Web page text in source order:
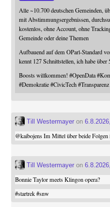
Alle ~10.700 deutschen Gemeinden,
mit Abstimmungsergebnissen,
kostenlos, ohne Account, ohne
Gemeinde oder deine Themen
Aufbauend auf dem OParl-Standard
kennt 127 Schnittstellen, ich habe über
Boosts willkommen! #OpenData #
#Demokratie #CivicTech #Transparenz
Till Westermayeron
@kaibojensIm Mittel über beide Folgen
Till Westermayeron
Bonnie Taylor meets Klingon opera?
#startrek #snw